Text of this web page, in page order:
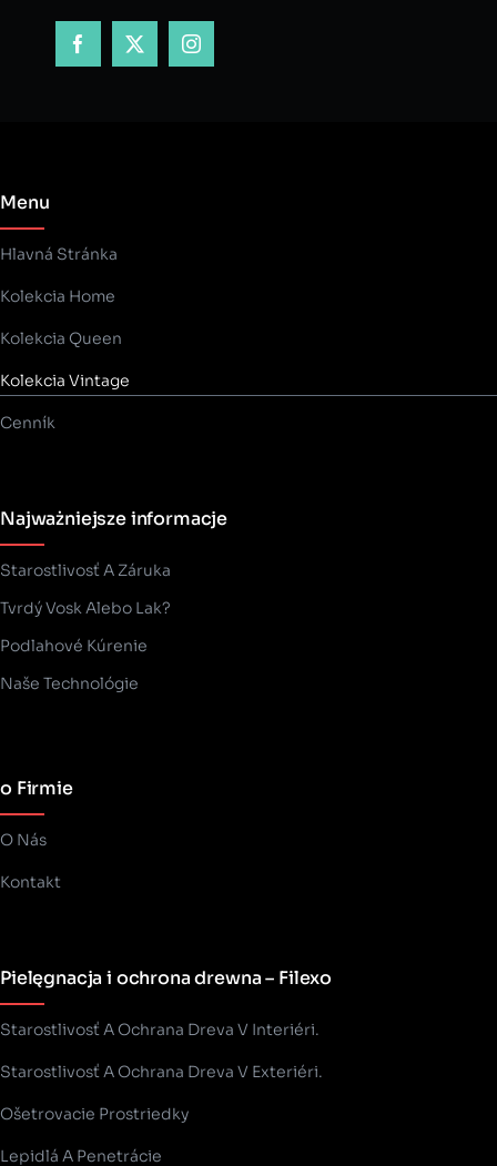
Menu
Hlavná Stránka
Kolekcia Home
Kolekcia Queen
Kolekcia Vintage
Cenník
Najważniejsze informacje
Starostlivosť A Záruka
Tvrdý Vosk Alebo Lak?
Podlahové Kúrenie
Naše Technológie
o Firmie
O Nás
Kontakt
Pielęgnacja i ochrona drewna – Filexo
Starostlivosť A Ochrana Dreva V Interiéri.
Starostlivosť A Ochrana Dreva V Exteriéri.
Ošetrovacie Prostriedky
Lepidlá A Penetrácie